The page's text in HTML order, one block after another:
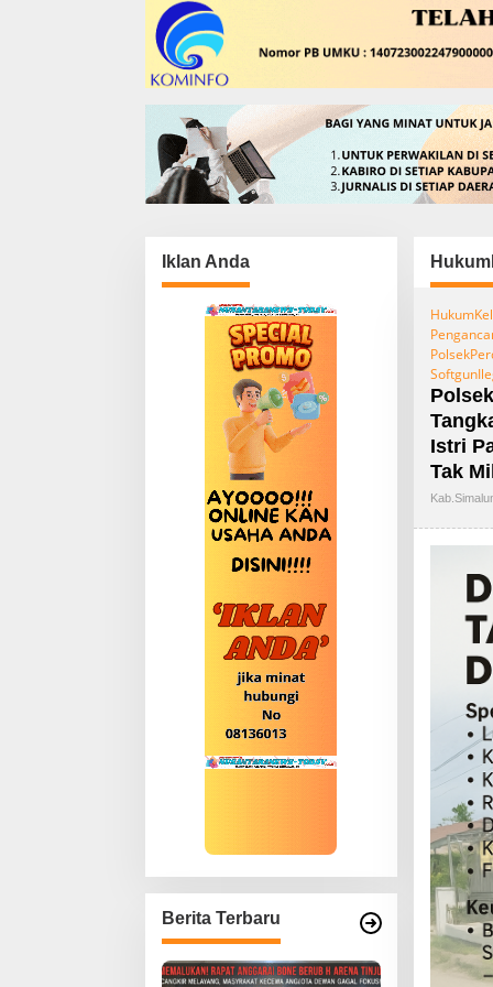
Iklan Anda
Berita Terbaru
Istri
Tak